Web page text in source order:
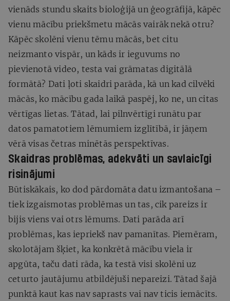
vienāds stundu skaits bioloģijā un ģeogrāfijā, kāpēc
vienu mācību priekšmetu mācās vairāk nekā otru?
Kāpēc skolēni vienu tēmu mācās, bet citu
neizmanto vispār, un kāds ir ieguvums no
pievienotā video, testa vai grāmatas digitālā
formātā? Dati ļoti skaidri parāda, kā un kad cilvēki
mācās, ko mācību gada laikā paspēj, ko ne, un citas
vērtīgas lietas. Tātad, lai pilnvērtīgi runātu par
datos pamatotiem lēmumiem izglītībā, ir jāņem
vērā visas četras minētās perspektīvas.
Skaidras problēmas, adekvāti un savlaicīgi
risinājumi
Būtiskākais, ko dod pārdomāta datu izmantošana –
tiek izgaismotas problēmas un tas, cik pareizs ir
bijis viens vai otrs lēmums. Dati parāda arī
problēmas, kas iepriekš nav pamanītas. Piemēram,
skolotājam šķiet, ka konkrētā mācību viela ir
apgūta, taču dati rāda, ka testā visi skolēni uz
ceturto jautājumu atbildējuši nepareizi. Tātad šajā
punktā kaut kas nav saprasts vai nav ticis iemācīts.